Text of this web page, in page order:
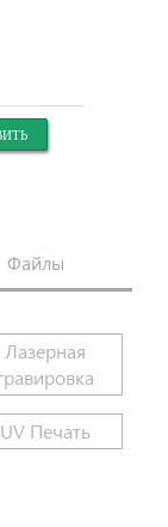
Файлы
Лазерная
UV Печать